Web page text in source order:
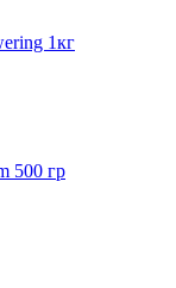
1кг
500 гр